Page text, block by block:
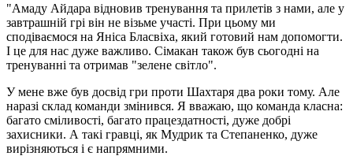
"Амаду Айдара відновив тренування та прилетів з нами, але у
завтрашній грі він не візьме участі. При цьому ми
сподіваємося на Яніса Бласвіха, який готовий нам допомогти.
І це для нас дуже важливо. Сімакан також був сьогодні на
тренуванні та отримав "зелене світло".
У мене вже був досвід гри проти Шахтаря два роки тому. Але
наразі склад команди змінився. Я вважаю, що команда класна:
багато сміливості, багато працездатності, дуже добрі
захисники. А такі гравці, як Мудрик та Степаненко, дуже
вирізняються і є напрямними.